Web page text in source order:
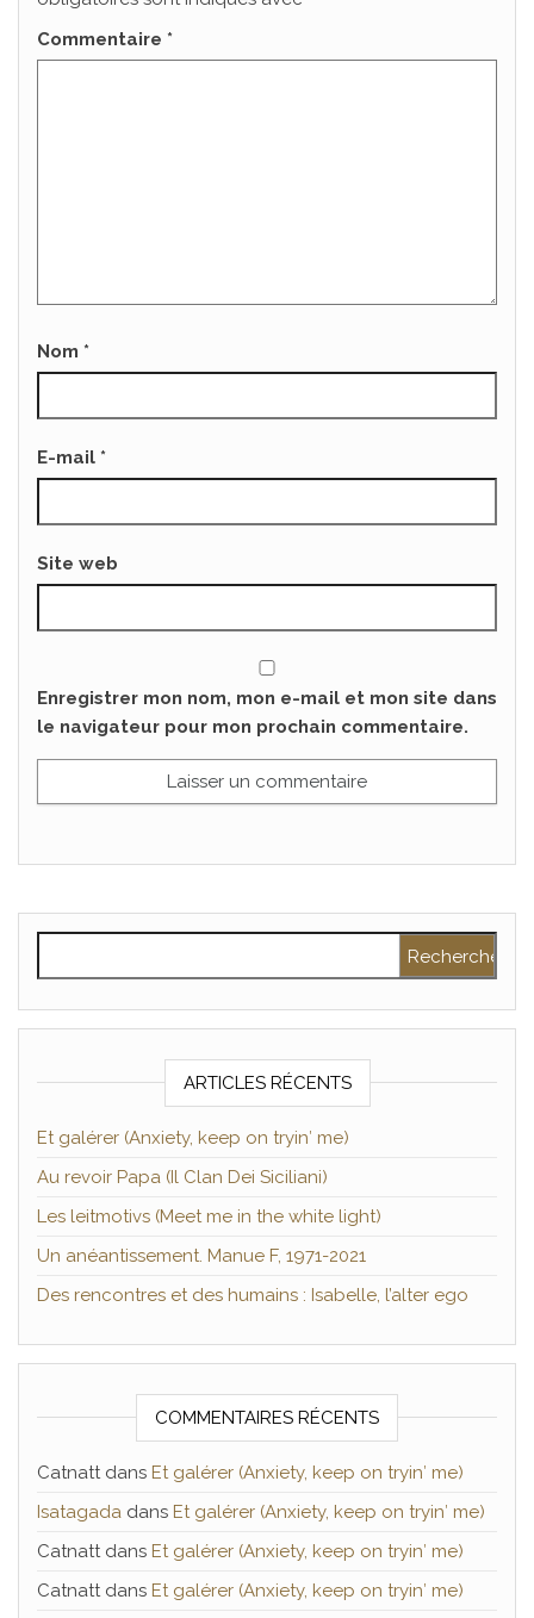
Commentaire *
Nom *
E-mail *
Site web
Enregistrer mon nom, mon e-mail et mon site dans
le navigateur pour mon prochain commentaire.
ARTICLES RÉCENTS
Et galérer (Anxiety, keep on tryin′ me)
Au revoir Papa (Il Clan Dei Siciliani)
Les leitmotivs (Meet me in the white light)
Un anéantissement. Manue F, 1971-2021
Des rencontres et des humains : Isabelle, l’alter ego
COMMENTAIRES RÉCENTS
Catnattdans Et galérer (Anxiety, keep on tryin′ me)
Isatagada dans Et galérer (Anxiety, keep on tryin′ me)
Catnattdans Et galérer (Anxiety, keep on tryin′ me)
Catnattdans Et galérer (Anxiety, keep on tryin′ me)